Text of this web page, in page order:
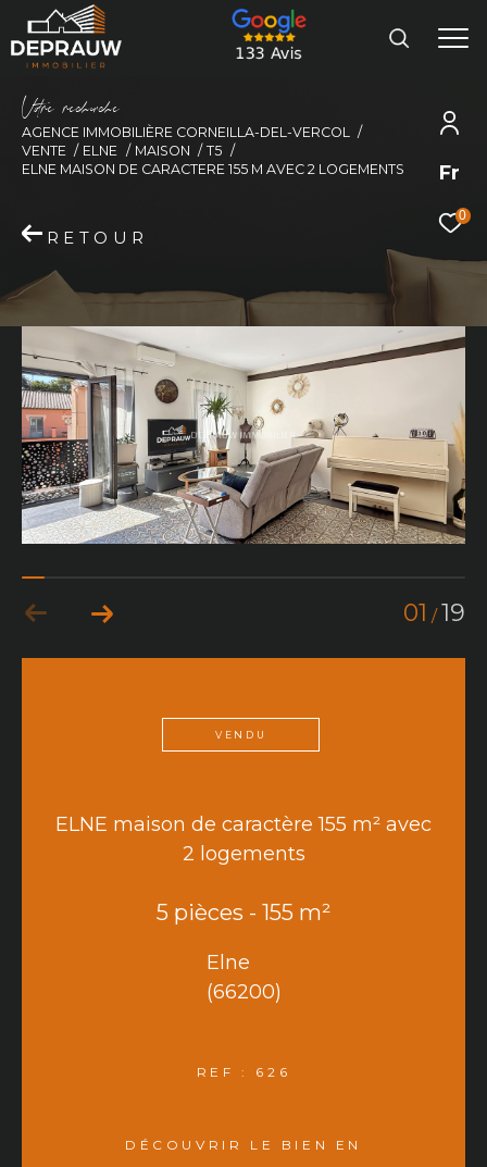
Fr
0
Vore recece
AGENCE IMMOBILIÈRE CORNEILLA-DEL-VERCOL
VENTE
ELNE MAISON
T5
ELNE MAISON DE CARACTERE 155 M AVEC 2 LOGEMENTS
RETOUR
01 /19
VENDU
ELNE maison de caractère 155 m² avec
2 logements
5 pièces - 155 m²
Elne
(66200)
REF : 626
DÉCOUVRIR LE BIEN EN